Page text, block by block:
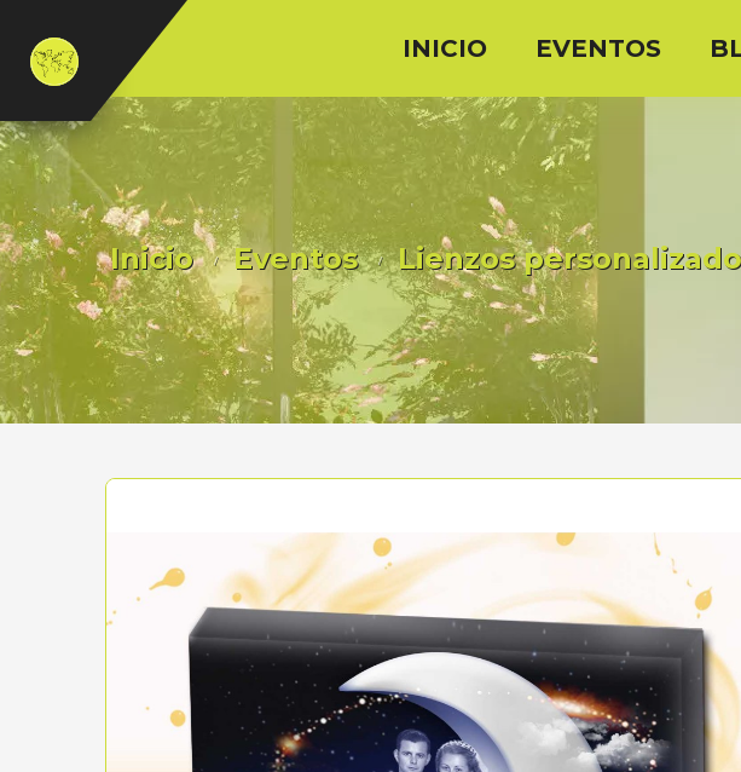
INICIO EVENTOS
Inicio Eventos Lienzos